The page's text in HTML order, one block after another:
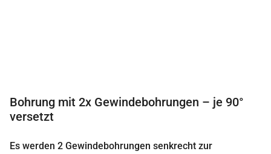
Bohrung mit 2x Gewindebohrungen – je 90°
versetzt
Es werden 2 Gewindebohrungen senkrecht zur